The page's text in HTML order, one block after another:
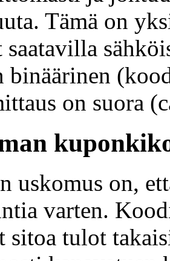
Tämä on
saatavilla
binäärinen
on suora
uskomus on,
varten.
sitoa tulot